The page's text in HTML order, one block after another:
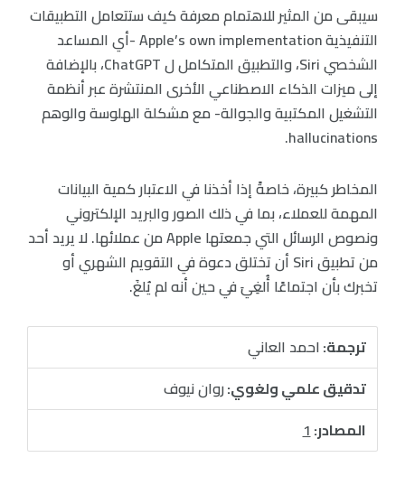
سيبقى من المثير للاهتمام معرفة كيف ستتعامل التطبيقات
التنفيذية Apple’s own implementation -أي المساعد
الشخصي Siri، والتطبيق المتكامل ل ChatGPT، بالإضافة
إلى ميزات الذكاء الاصطناعي الأخرى المنتشرة عبر أنظمة
التشغيل المكتبية والجوالة- مع مشكلة الهلوسة والوهم
hallucinations.
المخاطر كبيرة، خاصةً إذا أخذنا في الاعتبار كمية البيانات
المهمة للعملاء، بما في ذلك الصور والبريد الإلكتروني
ونصوص الرسائل التي جمعتها Apple من عملائها. لا يريد أحد
من تطبيق Siri أن تختلق دعوة في التقويم الشهري أو
تخبرك بأن اجتماعًا أُلغِيَ في حين أنه لم يُلغَ.
ترجمة:احمد العاني
تدقيق علمي ولغوي:روان نيوف
المصادر:1